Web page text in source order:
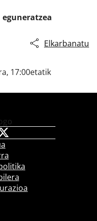
eguneratzea
Elkarbanatu
17:00etatik